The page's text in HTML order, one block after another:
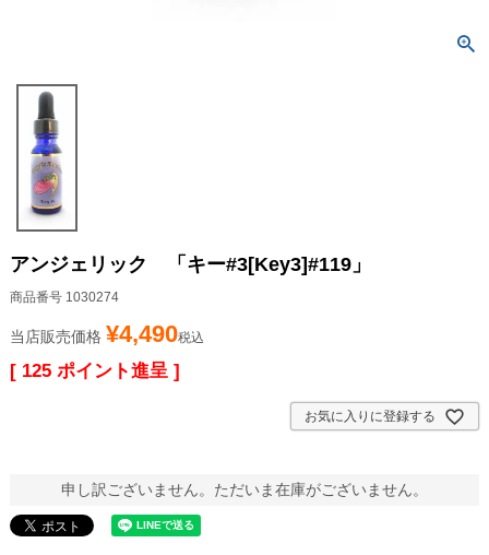
アンジェリック 「キー#3[Key3]#119」
商品番号 1030274
当店販売価格 ¥4,490税込
[ 125 ポイント進呈 ]
お気に入りに登録する
申し訳ございません。ただいま在庫がございません。